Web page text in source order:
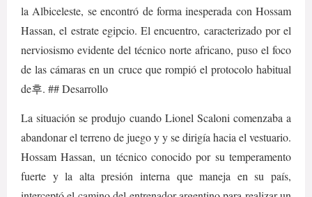
la Albiceleste, se encontró de forma inesperada con Hossam
Hassan, el estrate egipcio. El encuentro, caracterizado por el
nerviosismo evidente del técnico norte africano, puso el foco
de las cámaras en un cruce que rompió el protocolo habitual
de후. ## Desarrollo
La situación se produjo cuando Lionel Scaloni comenzaba a
abandonar el terreno de juego y y se dirigía hacia el vestuario.
Hossam Hassan, un técnico conocido por su temperamento
fuerte y la alta presión interna que maneja en su país,